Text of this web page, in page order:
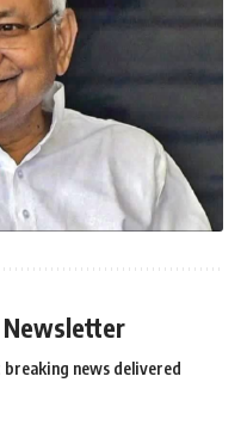
Newsletter
news delivered